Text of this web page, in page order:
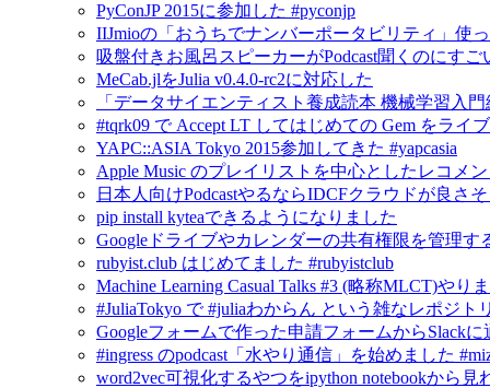
PyConJP 2015に参加した #pyconjp
IIJmioの「おうちでナンバーポータビリティ」使
吸盤付きお風呂スピーカーがPodcast聞くのにすご
MeCab.jlをJulia v0.4.0-rc2に対応した
「データサイエンティスト養成読本 機械学習入
#tqrk09 で Accept LT してはじめての Gem をライ
YAPC::ASIA Tokyo 2015参加してきた #yapcasia
Apple Music のプレイリストを中心としたレコメ
日本人向けPodcastやるならIDCFクラウドが良さ
pip install kyteaできるようになりました
Googleドライブやカレンダーの共有権限を管理す
rubyist.club はじめてました #rubyistclub
Machine Learning Casual Talks #3 (略称MLCT)やり
#JuliaTokyo で #juliaわからん という雑なレポジ
Googleフォームで作った申請フォームからSlack
#ingress のpodcast「水やり通信」を始めました
word2vec可視化するやつをipython notebookから見